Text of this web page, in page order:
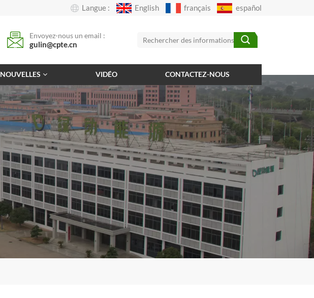
Langue : English français español
Envoyez-nous un email :
gulin@cpte.cn
NOUVELLES VIDÉO CONTACTEZ-NOUS